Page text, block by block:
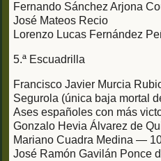
Fernando Sánchez Arjona
José Mateos Recio
Lorenzo Lucas Fernández
5.ª Escuadrilla
Francisco Javier Murcia
Segurola (única baja mortal
Ases españoles con más
Gonzalo Hevia Álvarez de
Mariano Cuadra Medina —
José Ramón Gavilán Ponce